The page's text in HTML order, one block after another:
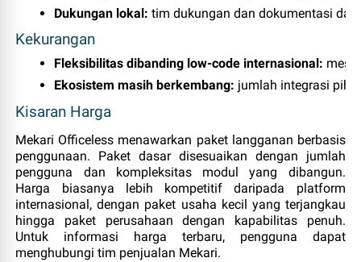
Dukungan lokal: tim dukungan dan dokumentasi
Kekurangan
Fleksibilitas dibanding low‑code internasional:
Ekosistem masih berkembang: jumlah integrasi
Kisaran Harga
Mekari Officeless menawarkan paket langganan berbasis
penggunaan. Paket dasar disesuaikan dengan jumlah
pengguna dan kompleksitas modul yang dibangun.
Harga biasanya lebih kompetitif daripada platform
internasional, dengan paket usaha kecil yang terjangkau
hingga paket perusahaan dengan kapabilitas penuh.
Untuk informasi harga terbaru, pengguna dapat
menghubungi tim penjualan Mekari.